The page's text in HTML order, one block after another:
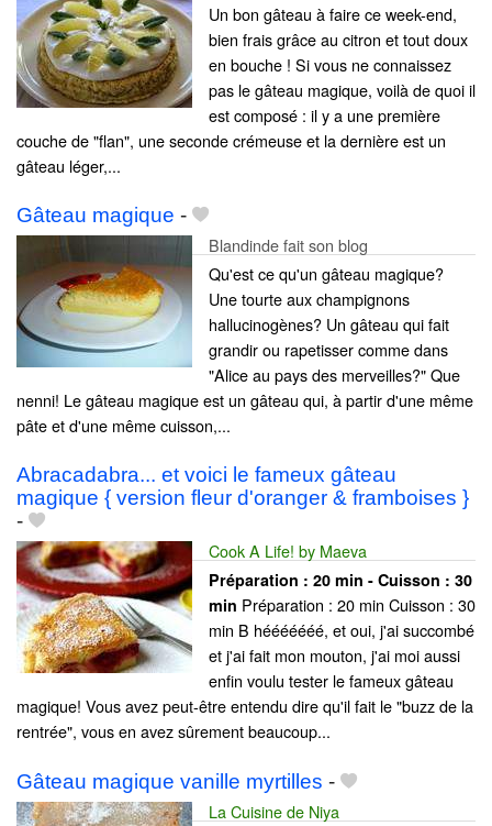
Un bon gâteau à faire ce week-end,
bien frais grâce au citron et tout doux
en bouche ! Si vous ne connaissez
pas le gâteau magique, voilà de quoi il
est composé : il y a une première
couche de "flan", une seconde crémeuse et la dernière est un
gâteau léger,...
Gâteau magique -
Blandinde fait son blog
Qu'est ce qu'un gâteau magique?
Une tourte aux champignons
hallucinogènes? Un gâteau qui fait
grandir ou rapetisser comme dans
"Alice au pays des merveilles?" Que
nenni! Le gâteau magique est un gâteau qui, à partir d'une même
pâte et d'une même cuisson,...
Abracadabra... et voici le fameux gâteau
magique { version fleur d'oranger & framboises }
-
Cook A Life! by Maeva
Préparation : 20 min - Cuisson : 30
min Préparation : 20 min Cuisson : 30
min B hééééééé, et oui, j'ai succombé
et j'ai fait mon mouton, j'ai moi aussi
enfin voulu tester le fameux gâteau
magique! Vous avez peut-être entendu dire qu'il fait le "buzz de la
rentrée", vous en avez sûrement beaucoup...
Gâteau magique vanille myrtilles -
La Cuisine de Niya